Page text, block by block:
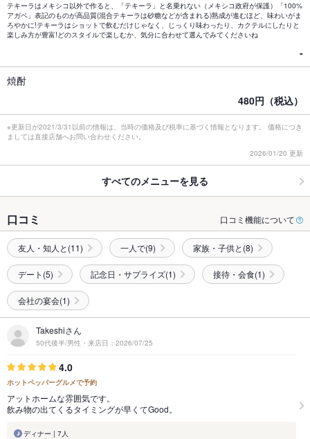
テキーラはメキシコ以外で作ると、「テキーラ」と名乗れない（メキシコ政府が保護）「100%
アガベ」表記のものが高品質(混合テキーラは砂糖などが含まれる)熟成が進むほど、味わいがま
ろやかに!テキーラはショットで飲むだけじゃなく、じっくり味わったり、カクテルにしたりと
楽しみ方が豊富!どのスタイルで楽しむか、気分に合わせて選んでみてくださいね
-
焼酎
480円（税込）
※更新日が2021/3/31以前の情報は、当時の価格及び税率に基づく情報となります。 価格につき
ましては直接店舗へお問い合わせください。
2026/01/20 更新
すべてのメニューを見る
口コミ 口コミ機能について
友人・知人と(11) 一人で(9) 家族・子供と(8)
デート(5) 記念日・サプライズ(1) 接待・会食(1)
会社の宴会(1)
Takeshiさん
50代後半/男性・来店日：2026/07/25
4.0
ホットペッパーグルメで予約
アットホームな雰囲気です。
飲み物の出てくるタイミングが早くてGood。
ディナー | 7人